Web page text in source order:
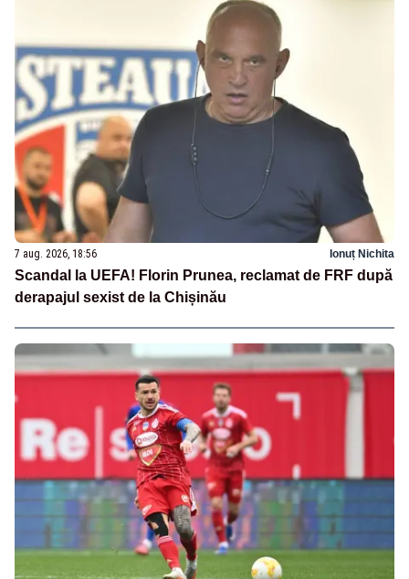
7 aug. 2026, 18:56 Ionuț Nichita
Scandal la UEFA! Florin Prunea, reclamat de FRF după
derapajul sexist de la Chișinău